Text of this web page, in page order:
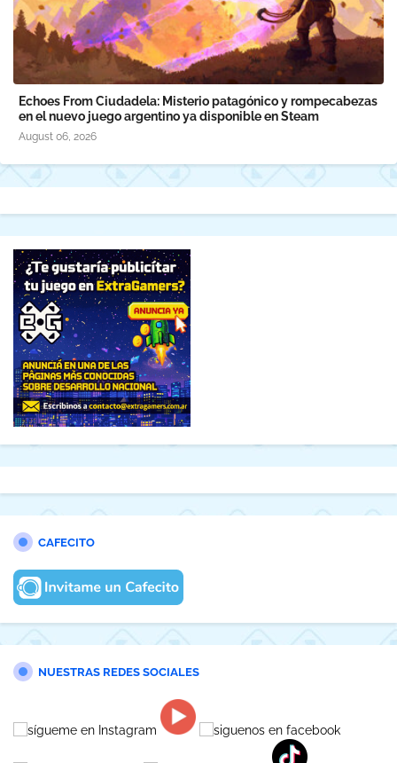
Echoes From Ciudadela: Misterio patagónico y rompecabezas
en el nuevo juego argentino ya disponible en Steam
August 06, 2026
CAFECITO
NUESTRAS REDES SOCIALES